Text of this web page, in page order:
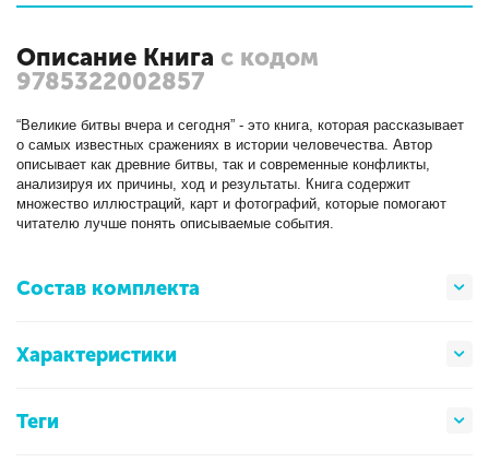
Описание Книга с кодом
9785322002857
“Великие битвы вчера и сегодня” - это книга, которая рассказывает
о самых известных сражениях в истории человечества. Автор
описывает как древние битвы, так и современные конфликты,
анализируя их причины, ход и результаты. Книга содержит
множество иллюстраций, карт и фотографий, которые помогают
читателю лучше понять описываемые события.
Состав комплекта
Характеристики
Теги